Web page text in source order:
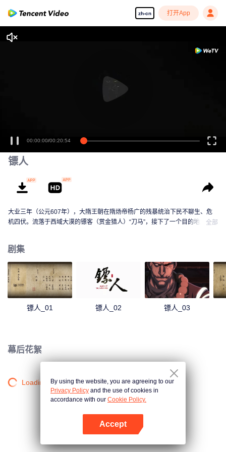
zh-cn 打开App
00:00:00/00:20:54
镖人
大业三年（公元607年），大隋王朝在隋炀帝杨广的残暴统治下民不聊生、危
机四伏。流落于西域大漠的镖客（赏金猎人）“刀马”，接下了一个目的地为隋朝
不是中原朝廷的真正目的，一次牵动天下命运的旅途就此拉开帷幕……
全部
剧集
镖人_01 镖人_02 镖人_03
幕后花絮
Loading…By using the website, you are agreeing to our
Privacy Policy and the use of cookies in
accordance with our Cookie Policy.
Accept